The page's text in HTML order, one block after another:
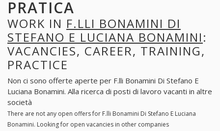
PRATICA
WORK IN F.LLI BONAMINI DI
STEFANO E LUCIANA BONAMINI:
VACANCIES, CAREER, TRAINING,
PRACTICE
Non ci sono offerte aperte per F.lli Bonamini Di Stefano E
Luciana Bonamini. Alla ricerca di posti di lavoro vacanti in altre
società
There are not any open offers for F.lli Bonamini Di Stefano E Luciana
Bonamini. Looking for open vacancies in other companies